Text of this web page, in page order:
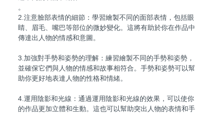
。
2.注意臉部表情的細節：學習繪製不同的面部表情，包括眼
睛、眉毛、嘴巴等部位的微妙變化。這將有助於你在作品中
傳達出人物的情感和意圖。
3.加強對手勢和姿勢的理解：練習繪製不同的手勢和姿勢，
並確保它們與人物的情感和故事相符合。手勢和姿勢可以幫
助你更好地表達人物的性格和情緒。
4.運用陰影和光線：通過運用陰影和光線的效果，可以使你
的作品更加立體和生動。這也可以幫助突出人物的表情和手